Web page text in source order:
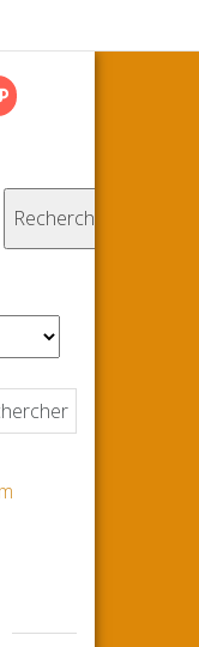
Rechercher